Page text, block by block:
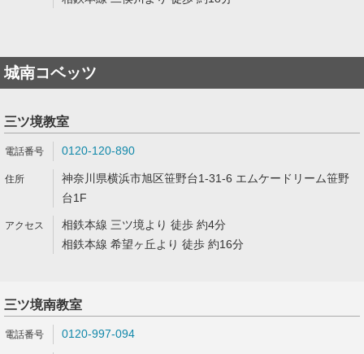
城南コベッツ
三ツ境教室
0120-120-890
神奈川県横浜市旭区笹野台1-31-6 エムケードリーム笹野
台1F
相鉄本線 三ツ境より 徒歩 約4分
相鉄本線 希望ヶ丘より 徒歩 約16分
三ツ境南教室
0120-997-094